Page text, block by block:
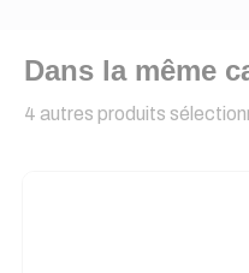
Dans la même
4 autres produits